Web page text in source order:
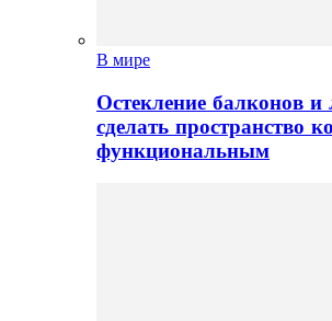
В мире
Остекление балконов
сделать пространство
функциональным